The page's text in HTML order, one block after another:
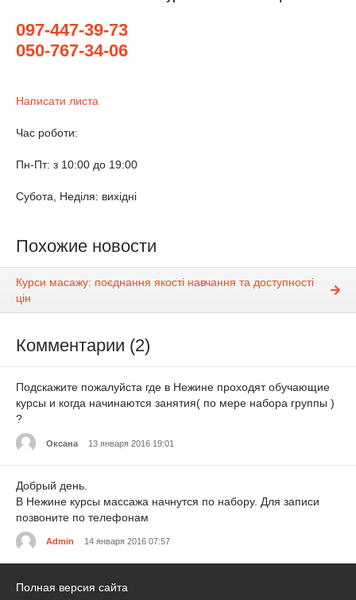
097-447-39-73
050-767-34-06
Написати листа
Час роботи:
Пн-Пт: з 10:00 до 19:00
Субота, Неділя: вихідні
Похожие новости
Курси масажу: поєднання якості навчання та доступності
цін
Комментарии (2)
Подскажите пожалуйста где в Нежине проходят обучающие
курсы и когда начинаются занятия( по мере набора группы )
?
Оксана 13 января 2016 19:01
Добрый день.
В Нежине курсы массажа начнутся по набору. Для записи
позвоните по телефонам
Admin 14 января 2016 07:57
Полная версия сайта